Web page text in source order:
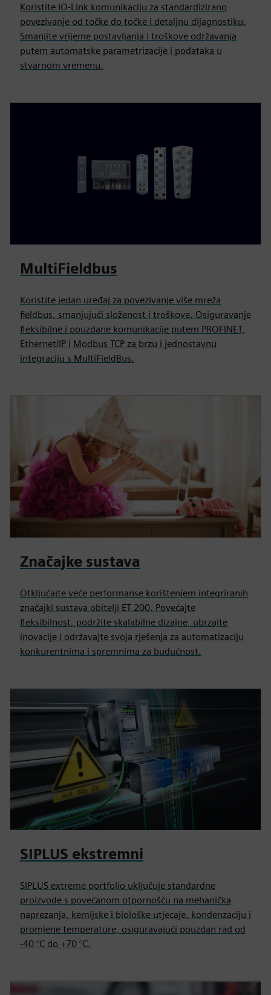
Koristite IO-Link komunikaciju za standardizirano
povezivanje od točke do točke i detaljnu dijagnostiku.
Smanjite vrijeme postavljanja i troškove održavanja
putem automatske parametrizacije i podataka u
stvarnom vremenu.
MultiFieldbus
Koristite jedan uređaj za povezivanje više mreža
fieldbus, smanjujući složenost i troškove. Osiguravanje
fleksibilne i pouzdane komunikacije putem PROFINET,
Ethernet/IP i Modbus TCP za brzu i jednostavnu
integraciju s MultiFieldBus.
Značajke sustava
Otključajte veće performanse korištenjem integriranih
značajki sustava obitelji ET 200. Povećajte
fleksibilnost, podržite skalabilne dizajne, ubrzajte
inovacije i održavajte svoja rješenja za automatizaciju
konkurentnima i spremnima za budućnost.
SIPLUS ekstremni
SIPLUS extreme portfolio uključuje standardne
proizvode s povećanom otpornošću na mehanička
naprezanja, kemijske i biološke utjecaje, kondenzaciju i
promjene temperature, osiguravajući pouzdan rad od
-40 °C do +70 °C.